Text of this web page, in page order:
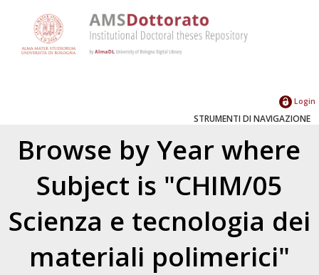
Login
STRUMENTI DI NAVIGAZIONE
Browse by Year where
Subject is "CHIM/05
Scienza e tecnologia dei
materiali polimerici"